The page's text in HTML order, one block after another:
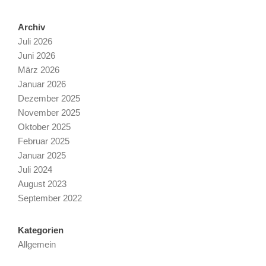
Archiv
Juli 2026
Juni 2026
März 2026
Januar 2026
Dezember 2025
November 2025
Oktober 2025
Februar 2025
Januar 2025
Juli 2024
August 2023
September 2022
Kategorien
Allgemein